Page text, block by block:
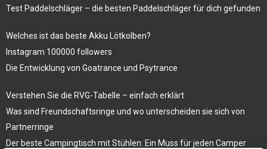
Test Paddelschläger – die besten Paddelschläger für dich gefunden
Welches ist das beste Akku Lötkolben?
Instagram 100000 followers
Die Entwicklung von Goatrance und Psytrance
Verstehen Sie die RVG-Tabelle – einfach erklärt
Was sind Freundschaftsringe und wo unterscheiden sie sich von
Partnerringe
Der beste Campingtisch mit Stühlen: Ein Muss für jeden Camper